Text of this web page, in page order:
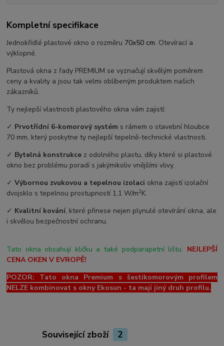
Kompletní specifikace
Jednokřídlé plastové okno o rozměru 70x50 cm. Otevírací a
výklopné.
Plastová okna z řady PREMIUM se vyznačují skvělým poměrem
ceny a kvality a jsou tak velmi oblíbeným produktem našich
zákazníků.
Ty nejlepší vlastnosti plastového okna vám zajistí:
✓ Prvotřídní 6-komorový systém s rámem o stavební hloubce
70 mm, který poskytne ty nejlepší tepelně-technické vlastnosti.
✓ Bytelná konstrukce z odolného plastu, díky které si plastové
okno bez problému poradí s jakýmikoliv vnějšími vlivy.
✓Výbornou zvukovou a tepelnou izolaci okna zajistí izolační
dvojsklo s tepelnou prostupností 1,1 W/m2K.
✓ Kvalitní kování, které přinese nejen plynulé otevírání okna, ale
i skvělou bezpečnostní ochranu.
Tato okna obsahují kličku a také podparapetní lištu. NEJLEPŠÍ
CENA OKEN V EVROPĚ!
POZOR: Tato okna Premium s šestikomorovým profilem
NELZE kombinovat s okny Ekosun - ta mají jiný druh profilu.
Související zboží 2